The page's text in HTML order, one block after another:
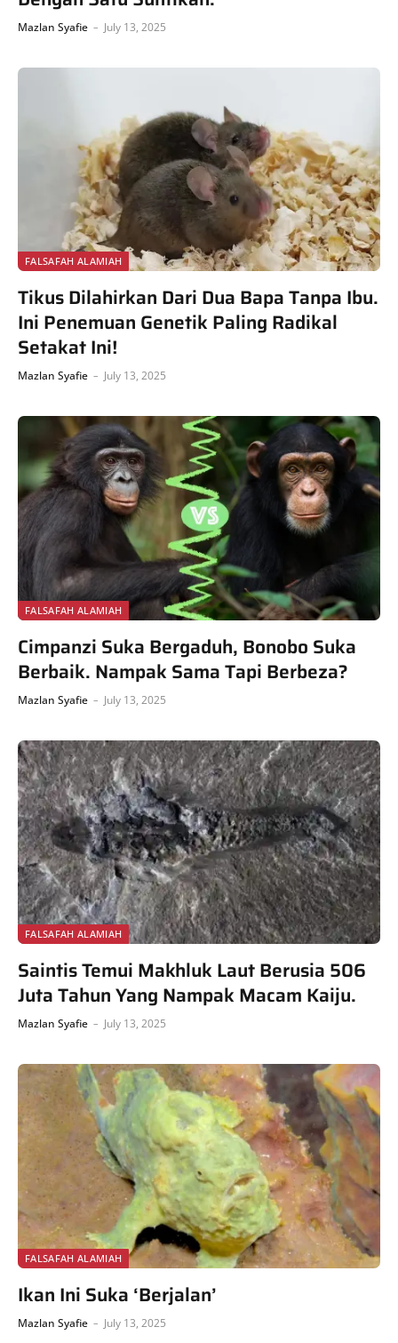
Mazlan Syafie July 13, 2025
FALSAFAH ALAMIAH
Tikus Dilahirkan Dari Dua Bapa Tanpa Ibu.
Ini Penemuan Genetik Paling Radikal
Setakat Ini!
Mazlan Syafie July 13, 2025
FALSAFAH ALAMIAH
Cimpanzi Suka Bergaduh, Bonobo Suka
Berbaik. Nampak Sama Tapi Berbeza?
Mazlan Syafie July 13, 2025
FALSAFAH ALAMIAH
Saintis Temui Makhluk Laut Berusia 506
Juta Tahun Yang Nampak Macam Kaiju.
Mazlan Syafie July 13, 2025
FALSAFAH ALAMIAH
Ikan Ini Suka ‘Berjalan’
Mazlan Syafie July 13, 2025